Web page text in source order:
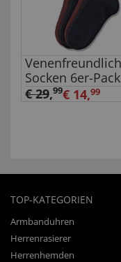
Socken 6er-Pack
€ 29,99€ 14,99
TOP-KATEGORIEN
Armbanduhren
Herrenrasierer
Herrenhemden